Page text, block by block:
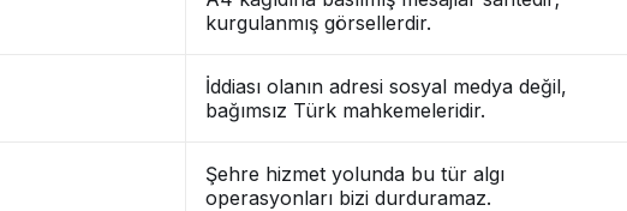
kurgulanmış görsellerdir.
İddiası olanın adresi sosyal medya değil,
bağımsız Türk mahkemeleridir.
Şehre hizmet yolunda bu tür algı
operasyonları bizi durduramaz.